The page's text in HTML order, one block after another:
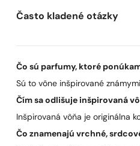
Často kladené otázky
Čo sú parfumy, ktoré
Sú to vône inšpirované
Čím sa odlišuje inšpirovaná
Inšpirovaná vôňa je originálna
Čo znamenajú vrchné,